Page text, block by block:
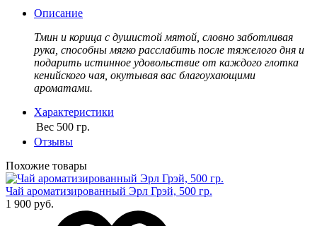
Описание
Тмин и корица с душистой мятой, словно заботливая
рука, способны мягко расслабить после тяжелого дня и
подарить истинное удовольствие от каждого глотка
кенийского чая, окутывая вас благоухающими
ароматами.
Характеристики
Вес 500 гр.
Отзывы
Похожие товары
Чай ароматизированный Эрл Грэй, 500 гр.
1 900 руб.